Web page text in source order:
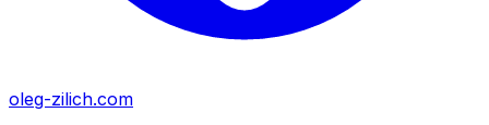
oleg-zilich.com